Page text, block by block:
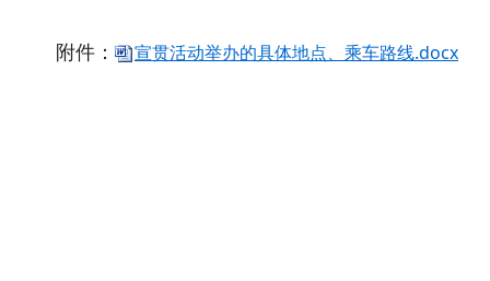
附件： 宣贯活动举办的具体地点、乘车路线.docx